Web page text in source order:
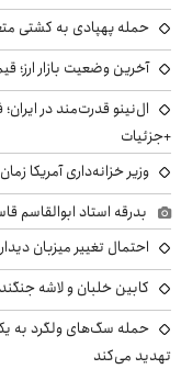
حمله پهپادی به کشتی
آخرین وضعیت بازار ارز؛ قیمت
ال‌نینو قدرت‌مند در
+جزئیات
وزیر خزانه‌داری آمریکا
بدرقه استاد ابوالقاسم
احتمال تغییر میزبان
کابین خلبان و لاشه جنگنده اف-۱۵ آمریکایی که با پدافند
تهدید می‌کند